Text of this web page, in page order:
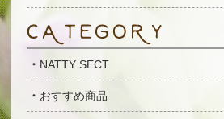
NATTY SECT
おすすめ商品